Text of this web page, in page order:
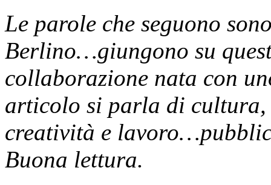
Le parole che seguono
Berlino…giungono su
collaborazione nata con
articolo si parla di
creatività e
Buona lettura.